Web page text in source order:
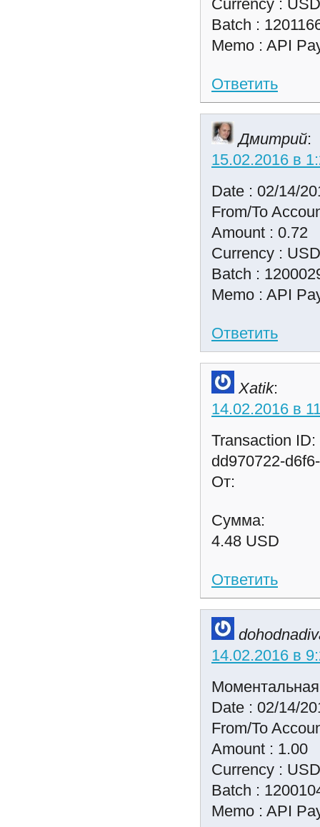
Currency : USD
Batch :
Memo : API
Ответить
Дмитрий:
15.02.2016 в
Date : 02/14/
From/To
Amount : 0.72
Currency : USD
Batch :
Memo : API
Ответить
Xatik:
14.02.2016 в
Transaction ID:
dd970722-
От:
Сумма:
4.48 USD
Ответить
14.02.2016 в
Date : 02/14/
From/To
Amount : 1.00
Currency : USD
Batch :
Memo : API